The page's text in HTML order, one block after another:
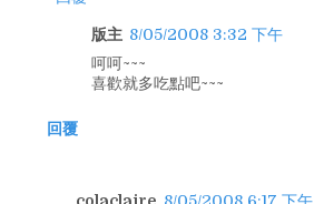
版主 8/05/2008 3:32 下午
呵呵~~~
喜歡就多吃點吧~~~
回覆
colaclaire 8/05/2008 6:17 下午